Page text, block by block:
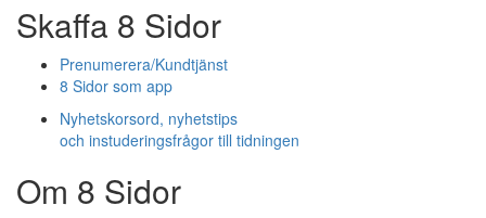
Skaffa 8 Sidor
Prenumerera/Kundtjänst
8 Sidor som app
Nyhetskorsord, nyhetstips
och instuderingsfrågor till tidningen
Om 8 Sidor